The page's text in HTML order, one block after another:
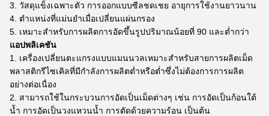
วัสดุแข็งเฉพาะตัว การออกแบบซีลชดเชย อายุการใช้งานยาวนาน
ตำแหน่งที่แม่นยำเมื่อเปลี่ยนแผ่นกรอง
เหมาะสำหรับการผลิตการอัดขึ้นรูปปริมาณน้อยที่ 90 และต่ำกว่า
แอปพลิเคชัน
เครื่องเปลี่ยนตะแกรงแบบแมนนวลเหมาะสำหรับสายการผลิตเม็ด
พลาสติกรีไซเคิลที่มีกำลังการผลิตต่ำหรือต่ำซึ่งไม่ต้องการการผลิต
อย่างต่อเนื่อง
สามารถใช้ในกระบวนการอัดเป็นเม็ดต่างๆ เช่น การอัดเป็นก้อนใต้
น้ำ การอัดเป็นวงแหวนน้ำ การตัดด้วยความร้อน เป็นต้น